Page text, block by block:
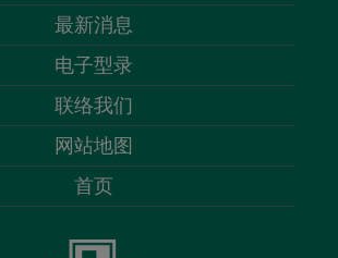
最新消息
电子型录
联络我们
网站地图
首页